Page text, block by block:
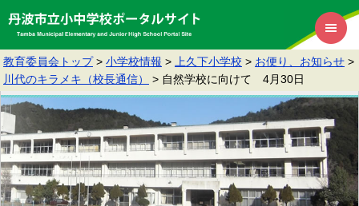
教育委員会トップ > 小学校情報 > 上久下小学校 > お便り、お知らせ >
川代のキラメキ（校長通信）
> 自然学校に向けて 4月30日